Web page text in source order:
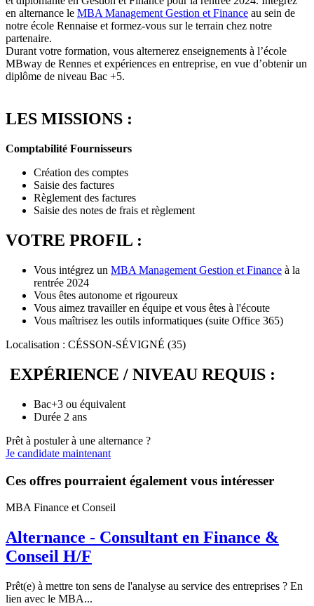
en alternance le MBA Management Gestion et Finance au sein de
notre école Rennaise et formez-vous sur le terrain chez notre
partenaire.
Durant votre formation, vous alternerez enseignements à l’école
MBway de Rennes et expériences en entreprise, en vue d’obtenir un
diplôme de niveau Bac +5.
LES MISSIONS :
Comptabilité Fournisseurs
Création des comptes
Saisie des factures
Règlement des factures
Saisie des notes de frais et règlement
VOTRE PROFIL :
Vous intégrez un MBA Management Gestion et Finance à la
rentrée 2024
Vous êtes autonome et rigoureux
Vous aimez travailler en équipe et vous êtes à l'écoute
Vous maîtrisez les outils informatiques (suite Office 365)
Localisation : CÉSSON-SÉVIGNÉ (35)
EXPÉRIENCE / NIVEAU REQUIS :
Bac+3 ou équivalent
Durée 2 ans
Prêt à postuler à une alternance ?
Je candidate maintenant
Ces offres pourraient également vous intéresser
MBA Finance et Conseil
Alternance - Consultant en Finance &
Conseil H/F
Prêt(e) à mettre ton sens de l'analyse au service des entreprises ? En
lien avec le MBA...